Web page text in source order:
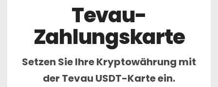
Tevau-
Zahlungskarte
Setzen Sie Ihre Kryptowährung mit
der Tevau USDT-Karte ein.